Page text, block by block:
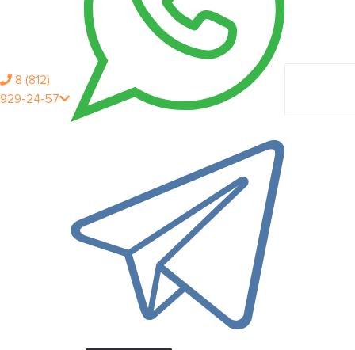
8 (812)
929-24-57